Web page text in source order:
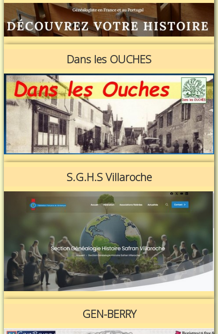
Dans les OUCHES
S.G.H.S Villaroche
GEN-BERRY